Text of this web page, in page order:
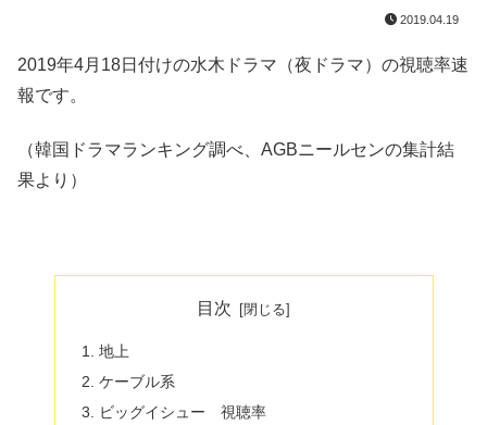
2019.04.19
2019年4月18日付けの水木ドラマ（夜ドラマ）の視聴率速
報です。
（韓国ドラマランキング調べ、AGBニールセンの集計結
果より）
目次
地上
ケーブル系
ビッグイシュー 視聴率